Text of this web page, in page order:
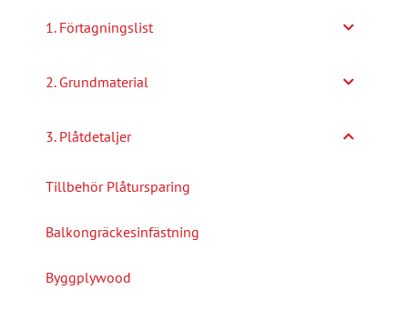
1. Förtagningslist
2. Grundmaterial
3. Plåtdetaljer
Tillbehör Plåtursparing
Balkongräckesinfästning
Byggplywood